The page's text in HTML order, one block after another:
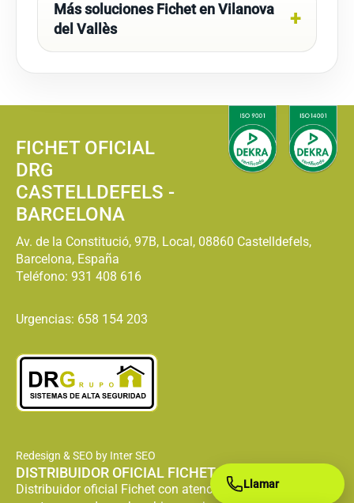
Más soluciones Fichet en Vilanova
del Vallès
FICHET OFICIAL
DRG
CASTELLDEFELS -
BARCELONA
Av. de la Constitució, 97B, Local, 08860 Castelldefels,
Barcelona, España
Teléfono: 931 408 616
Urgencias: 658 154 203
Redesign & SEO by Inter SEO
DISTRIBUIDOR OFICIAL FICHET
Distribuidor oficial Fichet con atención especializada en
Llamar